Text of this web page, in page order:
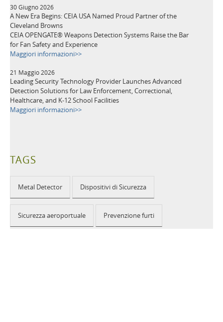
30 Giugno 2026
A New Era Begins: CEIA USA Named Proud Partner of the
Cleveland Browns
CEIA OPENGATE® Weapons Detection Systems Raise the Bar
for Fan Safety and Experience
Maggiori informazioni>>
21 Maggio 2026
Leading Security Technology Provider Launches Advanced
Detection Solutions for Law Enforcement, Correctional,
Healthcare, and K-12 School Facilities
Maggiori informazioni>>
TAGS
Metal Detector Dispositivi di Sicurezza
Sicurezza aeroportuale Prevenzione furti